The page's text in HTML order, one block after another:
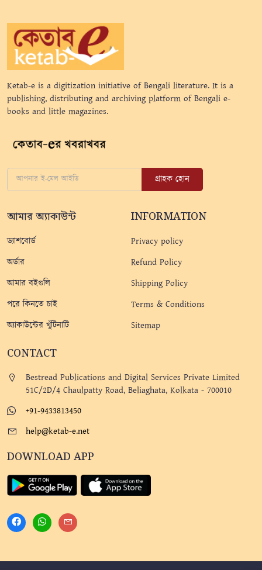
Ketab-e is a digitization initiative of Bengali literature. It is a
publishing, distributing and archiving platform of Bengali e-
books and little magazines.
গ্রাহক হোন
আমার অ্যাকাউন্ট
ড্যাশবোর্ড
অর্ডার
আমার বইগুলি
পরে কিনতে চাই
অ্যাকাউন্টের খুঁটিনাটি
INFORMATION
Privacy policy
Refund Policy
Shipping Policy
Terms & Conditions
Sitemap
CONTACT
Bestread Publications and Digital Services Private Limited
51C/2D/4 Chaulpatty Road, Beliaghata, Kolkata - 700010
+91-9433813450
help@ketab-e.net
DOWNLOAD APP